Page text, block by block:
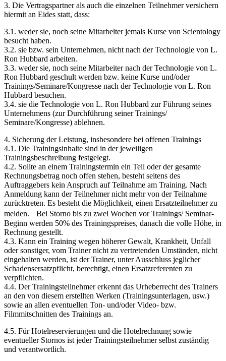
3. Die Vertragspartner als auch die einzelnen Teilnehmer versichern
hiermit an Eides statt, dass:
3.1. weder sie, noch seine Mitarbeiter jemals Kurse von Scientology
besucht haben.
3.2. sie bzw. sein Unternehmen, nicht nach der Technologie von L.
Ron Hubbard arbeiten.
3.3. weder sie, noch seine Mitarbeiter nach der Technologie von L.
Ron Hubbard geschult werden bzw. keine Kurse und/oder
Trainings/Seminare/Kongresse nach der Technologie von L. Ron
Hubbard besuchen.
3.4. sie die Technologie von L. Ron Hubbard zur Führung seines
Unternehmens (zur Durchführung seiner Trainings/
Seminare/Kongresse) ablehnen.
4. Sicherung der Leistung, insbesondere bei offenen Trainings
4.1. Die Trainingsinhalte sind in der jeweiligen
Trainingsbeschreibung festgelegt.
4.2. Sollte an einem Trainingstermin ein Teil oder der gesamte
Rechnungsbetrag noch offen stehen, besteht seitens des
Auftraggebers kein Anspruch auf Teilnahme am Training. Nach
Anmeldung kann der Teilnehmer nicht mehr von der Teilnahme
zurücktreten. Es besteht die Möglichkeit, einen Ersatzteilnehmer zu
melden. Bei Storno bis zu zwei Wochen vor Trainings/ Seminar-
Beginn werden 50% des Trainingspreises, danach die volle Höhe, in
Rechnung gestellt.
4.3. Kann ein Training wegen höherer Gewalt, Krankheit, Unfall
oder sonstiger, vom Trainer nicht zu vertretenden Umständen, nicht
eingehalten werden, ist der Trainer, unter Ausschluss jeglicher
Schadensersatzpflicht, berechtigt, einen Ersatzreferenten zu
verpflichten.
4.4. Der Trainingsteilnehmer erkennt das Urheberrecht des Trainers
an den von diesem erstellten Werken (Trainingsunterlagen, usw.)
sowie an allen eventuellen Ton- und/oder Video- bzw.
Filmmitschnitten des Trainings an.
4.5. Für Hotelreservierungen und die Hotelrechnung sowie
eventueller Stornos ist jeder Trainingsteilnehmer selbst zuständig
und verantwortlich.